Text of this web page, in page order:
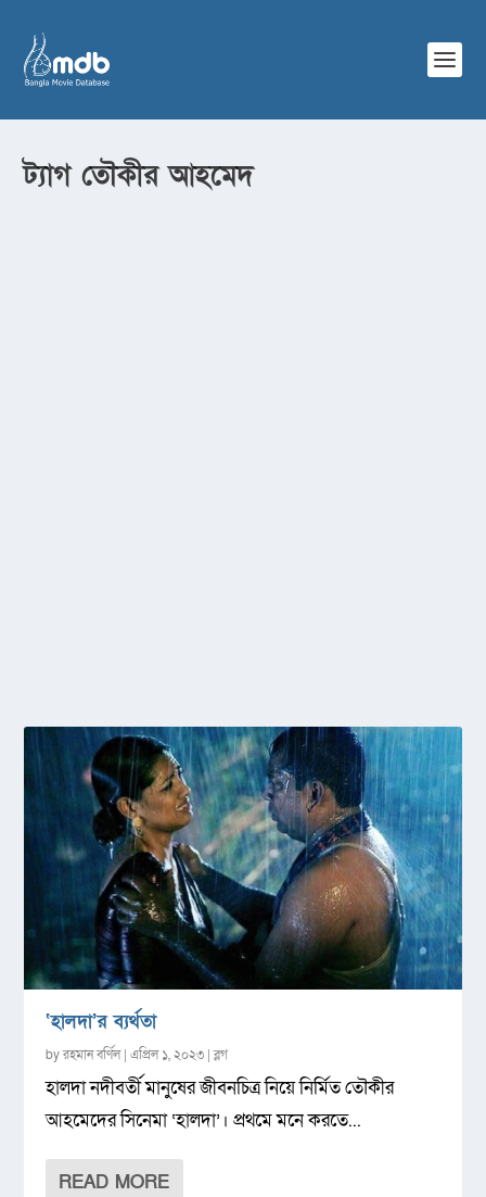
ট্যাগ তৌকীর আহমেদ
‘হালদা’র ব্যর্থতা
byরহমান বর্ণিল|এপ্রিল ১, ২০২৩ |ব্লগ
হালদা নদীবর্তী মানুষের জীবনচিত্র নিয়ে নির্মিত তৌকীর
আহমেদের সিনেমা ‘হালদা’। প্রথমে মনে করতে...
READ MORE